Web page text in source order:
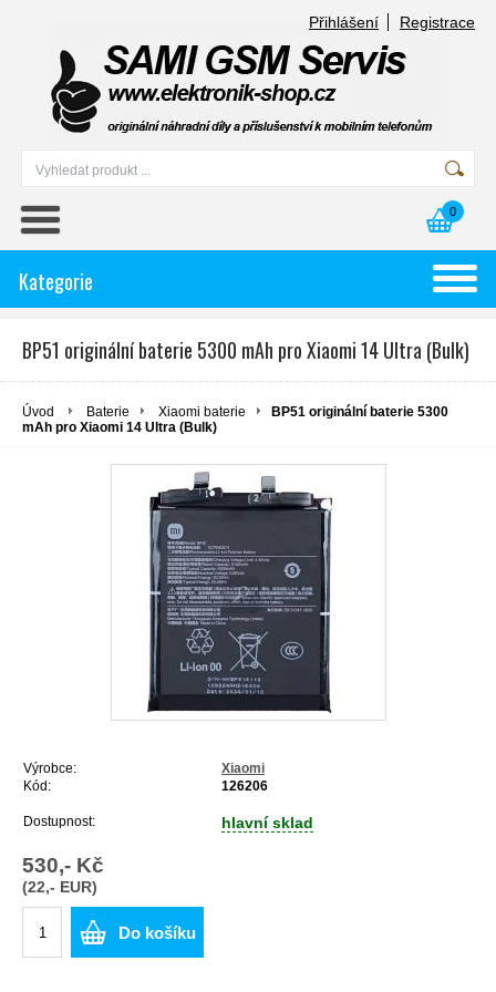
Přihlášení Registrace
0
Kategorie
BP51 originální baterie 5300 mAh pro Xiaomi 14 Ultra (Bulk)
Úvod Baterie Xiaomi baterie
BP51 originální baterie 5300
mAh pro Xiaomi 14 Ultra (Bulk)
Výrobce:
Xiaomi
Kód:
126206
Dostupnost: hlavní sklad
530,- Kč
(22,- EUR)
Do košíku